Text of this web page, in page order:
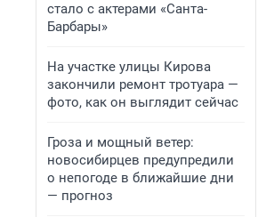
стало с актерами «Санта-
Барбары»
На участке улицы Кирова
закончили ремонт тротуара —
фото, как он выглядит сейчас
Гроза и мощный ветер:
новосибирцев предупредили
о непогоде в ближайшие дни
— прогноз